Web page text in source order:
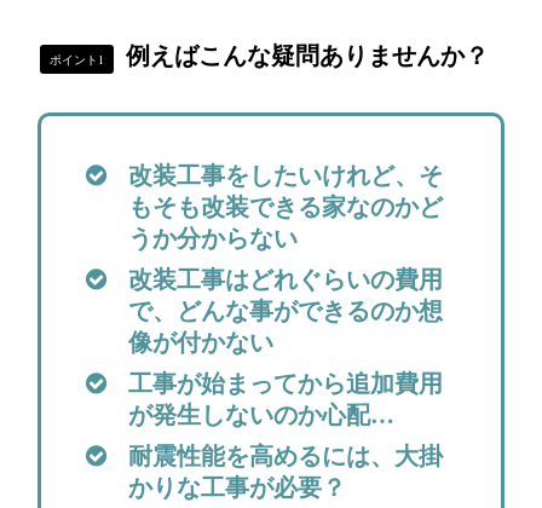
ポイント1 例えばこんな疑問ありませんか？
改装工事をしたいけれど、そ
もそも改装できる家なのかど
うか分からない
改装工事はどれぐらいの費用
で、どんな事ができるのか想
像が付かない
工事が始まってから追加費用
が発生しないのか心配…
耐震性能を高めるには、大掛
かりな工事が必要？